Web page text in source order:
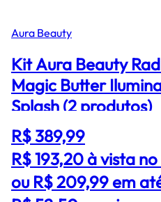
Aura Beauty
Kit Aura Beauty
Magic Butter
Splash (2 produtos)
R$ 389,99
R$ 193,20à vista no
ou R$ 209,99 em